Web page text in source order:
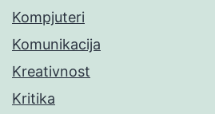
Kompjuteri
Komunikacija
Kreativnost
Kritika